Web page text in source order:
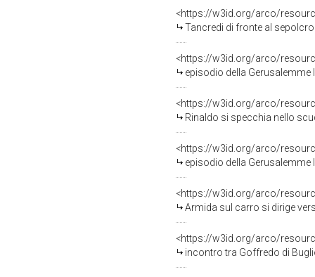
<https://w3id.org/arco/
Tancredi di fronte al sepolcro
<https://w3id.org/arco/
episodio della Gerusalemme
<https://w3id.org/arco/
Rinaldo si specchia nello
<https://w3id.org/arco/
episodio della Gerusalemme
<https://w3id.org/arco/
Armida sul carro si dirige verso
<https://w3id.org/arco/
incontro tra Goffredo di